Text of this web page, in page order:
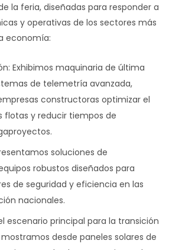
la feria, diseñadas para responder a
y operativas de los sectores más
economía:
Exhibimos maquinaria de última
de telemetría avanzada,
constructoras optimizar el
flotas y reducir tiempos de
soluciones de
robustos diseñados para
de seguridad y eficiencia en las
nacionales.
escenario principal para la transición
desde paneles solares de